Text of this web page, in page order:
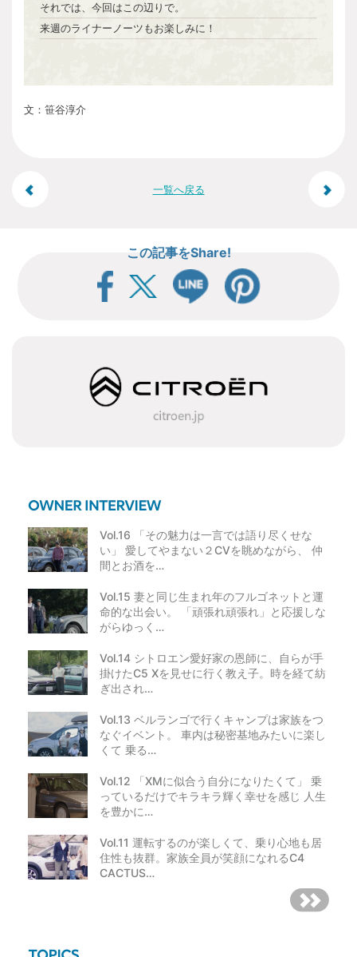
それでは、今回はこの辺りで。
来週のライナーノーツもお楽しみに！
文：笹谷淳介
投
一覧へ戻る
この記事をShare!
Vol.16 「その魅力は一言では語り尽くせな
い」 愛してやまない２CVを眺めながら、 仲
間とお酒を…
Vol.15 妻と同じ生まれ年のフルゴネットと運
命的な出会い。 「頑張れ頑張れ」と応援しな
がらゆっく…
Vol.14 シトロエン愛好家の恩師に、自らが手
掛けたC5 Xを見せに行く教え子。時を経て紡
ぎ出され…
Vol.13 ベルランゴで行くキャンプは家族をつ
なぐイベント。 車内は秘密基地みたいに楽し
くて 乗る…
Vol.12 「XMに似合う自分になりたくて」 乗
っているだけでキラキラ輝く幸せを感じ 人生
を豊かに…
Vol.11 運転するのが楽しくて、乗り心地も居
住性も抜群。家族全員が笑顔になれるC4
CACTUS…